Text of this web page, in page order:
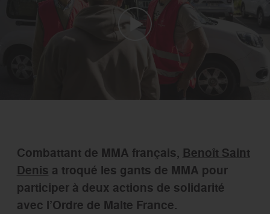
Combattant de MMA français, Benoît Saint
Denis a troqué les gants de MMA pour
participer à deux actions de solidarité
avec l’Ordre de Malte France.